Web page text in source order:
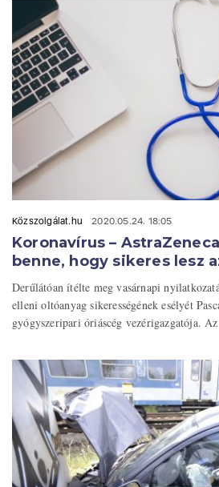
Közszolgálat.hu 2020.05.24. 18:05
Koronavírus –
benne, hogy sikeres lesz
Derűlátóan ítélte meg vasárnapi
elleni oltóanyag sikerességének esélyét
gyógyszeripari óriáscég vezérigazgatója.